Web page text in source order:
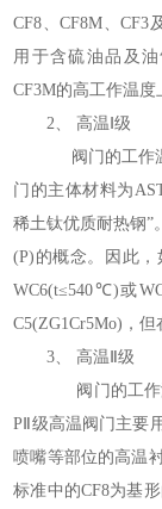
CF8、CF8M、CF3
用于含硫油品及
CF3M的高工作温
2、 高温Ⅰ
阀门的工作
门的主体材料为
稀土钛优质耐热钢”
(P)的概念。因此
WC6(t≤540℃)或
C5(ZG1Cr5Mo)，
3、 高温Ⅱ
阀门的工作
PⅡ级高温阀门主要
喷嘴等部位的高温
标准中的CF8为基